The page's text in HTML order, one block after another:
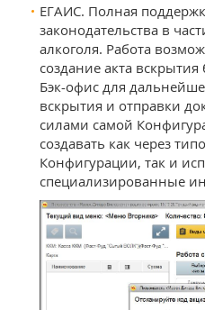
ЕГАИС. Полная
законодательства в
алкоголя. Работа
создание акта
Бэк-офис для
вскрытия и отправки
силами самой
создавать как через
Конфигурации, так и
специализированные